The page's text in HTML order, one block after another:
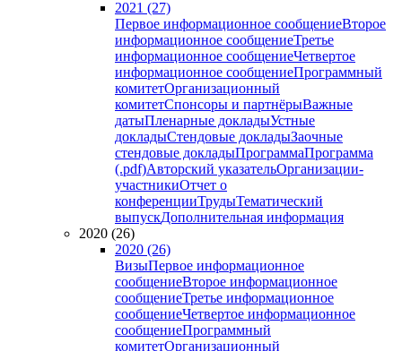
2021 (27)
Первое информационное сообщениеВторое
информационное сообщениеТретье
информационное сообщениеЧетвертое
информационное сообщениеПрограммный
комитетОрганизационный
комитетСпонсоры и партнёрыВажные
датыПленарные докладыУстные
докладыСтендовые докладыЗаочные
стендовые докладыПрограммаПрограмма
(.pdf)Авторский указательОрганизации-
участникиОтчет о
конференцииТрудыТематический
выпускДополнительная информация
2020 (26)
2020 (26)
ВизыПервое информационное
сообщениеВторое информационное
сообщениеТретье информационное
сообщениеЧетвертое информационное
сообщениеПрограммный
комитетОрганизационный